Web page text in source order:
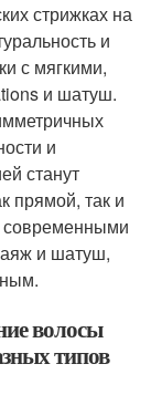
стрижках на
и
с мягкими,
и шатуш.
и
станут
прямой, так и
современными
и шатуш,
волосы
типов